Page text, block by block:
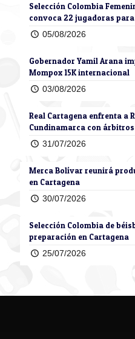
Selección Colombia
convoca 22 jugadoras
05/08/2026
Gobernador Yamil Arana
Mompox 15K internacional
03/08/2026
Real Cartagena enfrenta a
Cundinamarca con
31/07/2026
Merca Bolívar reunirá
en Cartagena
30/07/2026
Selección Colombia de
preparación en Cartagena
25/07/2026